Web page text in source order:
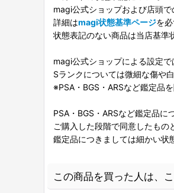
magi公式ショップおよび店頭で
詳細はmagi状態基準ページを
状態表記のない商品は当店基準
magi公式ショップによる設定で
Sランクについては微細な傷や
※PSA・BGS・ARSなど鑑定品を
PSA・BGS・ARSなど鑑定品に
ご購入した段階で同意したもの
鑑定品につきましては細かい状
この商品を買った人は、